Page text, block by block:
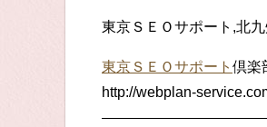
東京ＳＥＯサポート,北
東京ＳＥＯサポート 倶楽
http://webplan-